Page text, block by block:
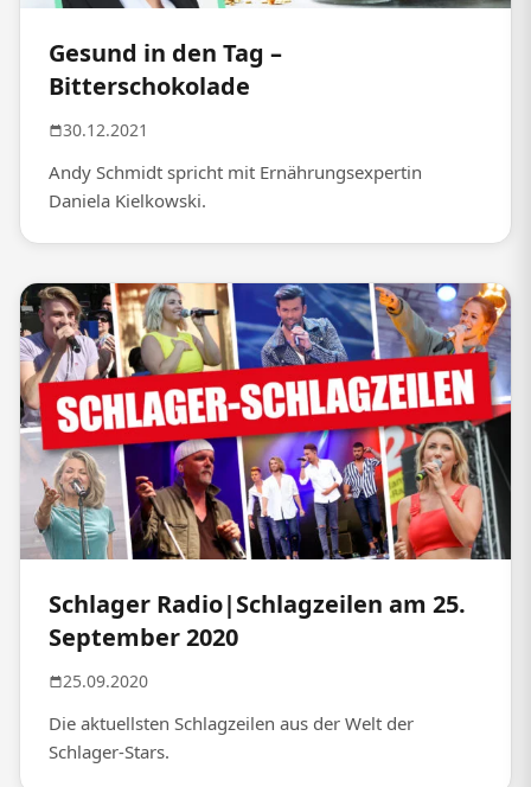
Gesund in den Tag –
Bitterschokolade
30.12.2021
Andy Schmidt spricht mit Ernährungsexpertin
Daniela Kielkowski.
Schlager Radio|Schlagzeilen am 25.
September 2020
25.09.2020
Die aktuellsten Schlagzeilen aus der Welt der
Schlager-Stars.